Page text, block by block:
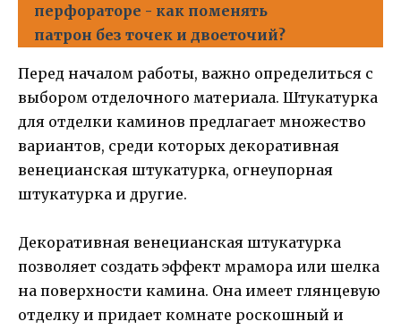
перфораторе - как поменять
патрон без точек и двоеточий?
Перед началом работы, важно определиться с
выбором отделочного материала. Штукатурка
для отделки каминов предлагает множество
вариантов, среди которых декоративная
венецианская штукатурка, огнеупорная
штукатурка и другие.
Декоративная венецианская штукатурка
позволяет создать эффект мрамора или шелка
на поверхности камина. Она имеет глянцевую
отделку и придает комнате роскошный и